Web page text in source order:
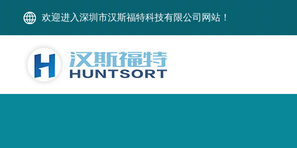
欢迎进入深圳市汉斯福特科技有限公司网站！